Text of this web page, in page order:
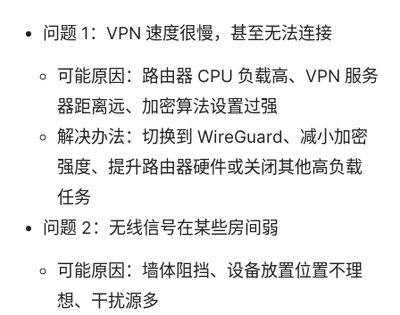
问题 1：VPN 速度很慢，甚至无法连接
可能原因：路由器 CPU 负载高、VPN 服务
器距离远、加密算法设置过强
解决办法：切换到 WireGuard、减小加密
强度、提升路由器硬件或关闭其他高负载
任务
问题 2：无线信号在某些房间弱
可能原因：墙体阻挡、设备放置位置不理
想、干扰源多